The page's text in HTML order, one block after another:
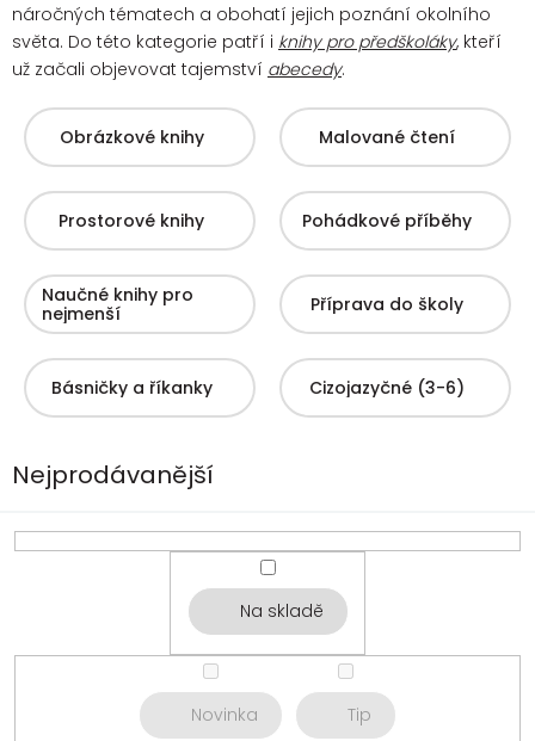
náročných tématech a obohatí jejich poznání okolního
světa. Do této kategorie patří i knihy pro předškoláky, kteří
už začali objevovat tajemství abecedy.
Obrázkové knihy Malované čtení
Prostorové knihy Pohádkové příběhy
Naučné knihy pro
nejmenší
Příprava do školy
Básničky a říkanky Cizojazyčné (3-6)
Nejprodávanější
Na skladě
Novinka Tip